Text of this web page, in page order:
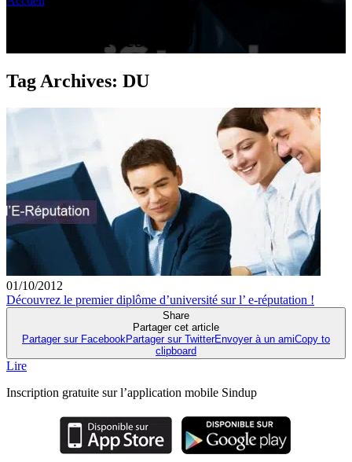
Tag Archives: DU
Tag Archives: DU
01/10/2012
Découvrez le premier diplôme d’université sur l’ e-réputation !
Share
Partager cet article
Partager sur Facebook Partager sur TwitterEnvoyer à un amiCopy to
clipboard
Lire
Inscription gratuite sur l’application mobile Sindup